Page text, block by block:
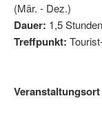
(Mär. - Dez.)
Dauer: 1,5
Treffpunkt:
Veranstaltungsort